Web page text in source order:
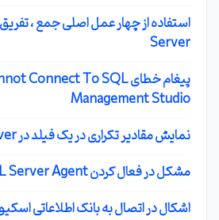
Server
Management Studio
نمایش مقادیر تکراری در یک فیلد در SQL Server
مشکل در فعال کردن SQL Server Agent
اشکال در اتصال به بانک اطلاعاتی